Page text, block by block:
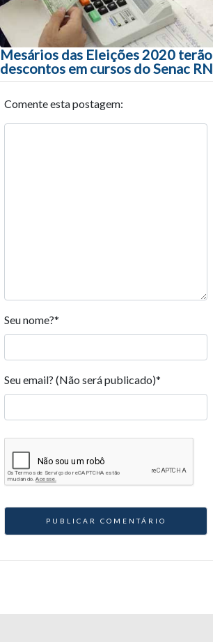
Mesários das Eleições 2020 terão
descontos em cursos do Senac RN
Comente esta postagem:
Seu nome?*
Seu email? (Não será publicado)*